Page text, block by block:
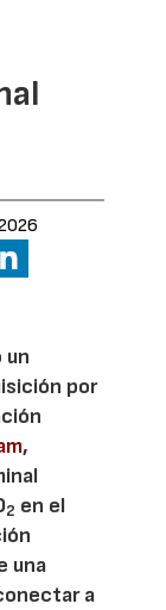
un
por
,
2 en el
una
a